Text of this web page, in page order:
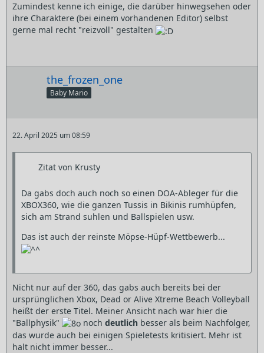
Zumindest kenne ich einige, die darüber hinwegsehen oder
ihre Charaktere (bei einem vorhandenen Editor) selbst
gerne mal recht "reizvoll" gestalten
the_frozen_one
Baby Mario
22. April 2025 um 08:59
Zitat von Krusty
Da gabs doch auch noch so einen DOA-Ableger für die
XBOX360, wie die ganzen Tussis in Bikinis rumhüpfen,
sich am Strand suhlen und Ballspielen usw.
Das ist auch der reinste Möpse-Hüpf-Wettbewerb...
Nicht nur auf der 360, das gabs auch bereits bei der
ursprünglichen Xbox, Dead or Alive Xtreme Beach Volleyball
heißt der erste Titel. Meiner Ansicht nach war hier die
"Ballphysik"
noch deutlich besser als beim Nachfolger,
das wurde auch bei einigen Spieletests kritisiert. Mehr ist
halt nicht immer besser...